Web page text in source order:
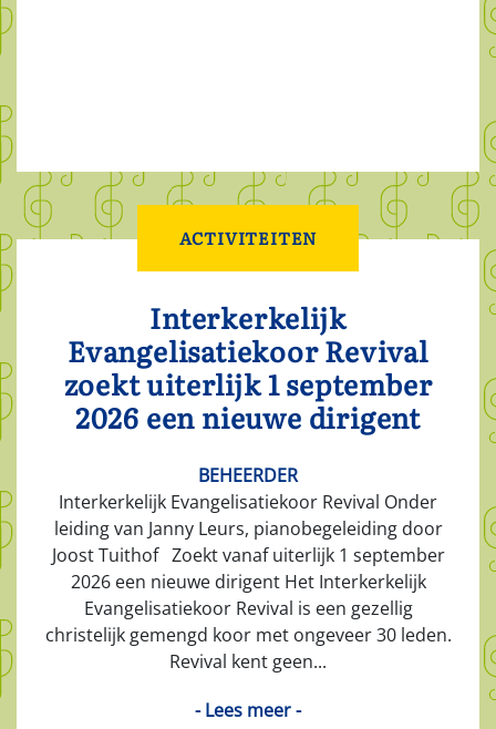
ACTIVITEITEN
Interkerkelijk
Evangelisatiekoor Revival
zoekt uiterlijk 1 september
2026 een nieuwe dirigent
BEHEERDER
Interkerkelijk Evangelisatiekoor Revival Onder
leiding van Janny Leurs, pianobegeleiding door
Joost Tuithof Zoekt vanaf uiterlijk 1 september
2026 een nieuwe dirigent Het Interkerkelijk
Evangelisatiekoor Revival is een gezellig
christelijk gemengd koor met ongeveer 30 leden.
Revival kent geen...
- Lees meer -